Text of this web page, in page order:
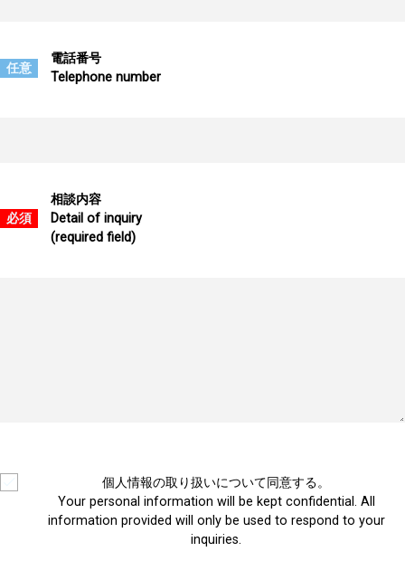
任意
電話番号
Telephone number
必須
相談内容
Detail of inquiry
(required field)
個人情報の取り扱いについて同意する。
Your personal information will be kept confidential. All
information provided will only be used to respond to your
inquiries.